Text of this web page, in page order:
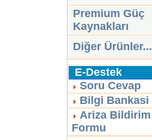
Premium Güç
Kaynakları
Diğer Ürünler...
E-Destek
Soru Cevap
Bilgi Bankasi
Ariza Bildirim
Formu